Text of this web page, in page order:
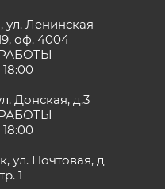
ул. Ленинская
оф. 4004
Донская, д.3
ул. Почтовая, д
1